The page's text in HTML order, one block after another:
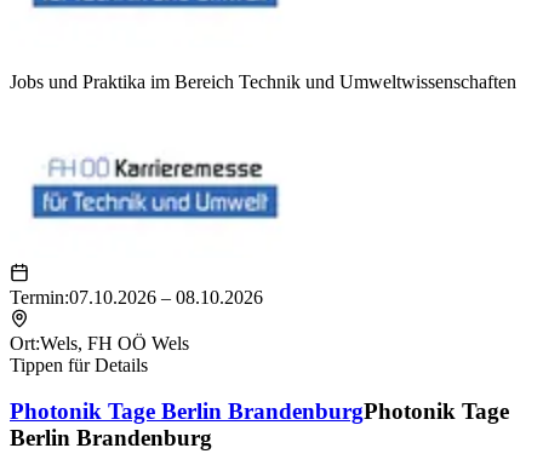
Jobs und Praktika im Bereich Technik und Umweltwissenschaften
Termin:07.10.2026 – 08.10.2026
Ort:Wels, FH OÖ Wels
Tippen für Details
Photonik Tage Berlin BrandenburgPhotonik Tage
Berlin Brandenburg